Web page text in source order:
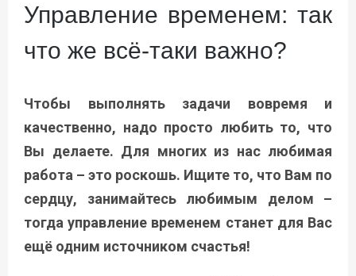
Управление временем: так
что же всё-таки важно?
Чтобы выполнять задачи вовремя и
качественно, надо просто любить то, что
Вы делаете. Для многих из нас любимая
работа – это роскошь. Ищите то, что Вам по
сердцу, занимайтесь любимым делом –
тогда управление временем станет для Вас
ещё одним источником счастья!